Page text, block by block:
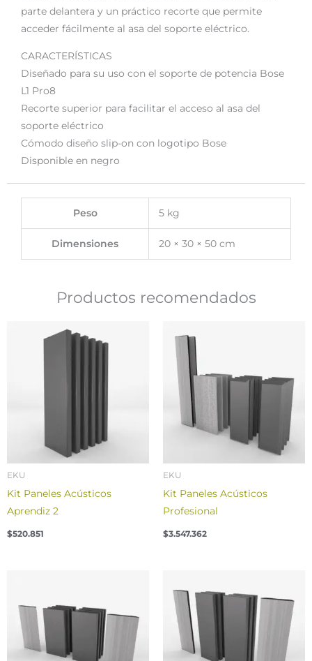
parte delantera y un práctico recorte que permite
acceder fácilmente al asa del soporte eléctrico.
CARACTERÍSTICAS
Diseñado para su uso con el soporte de potencia Bose
L1 Pro8
Recorte superior para facilitar el acceso al asa del
soporte eléctrico
Cómodo diseño slip-on con logotipo Bose
Disponible en negro
Peso 5 kg
Dimensiones 20 × 30 × 50 cm
Productos recomendados
EKU
Kit Paneles Acústicos
Aprendiz 2
$520.851
EKU
Kit Paneles Acústicos
Profesional
$3.547.362